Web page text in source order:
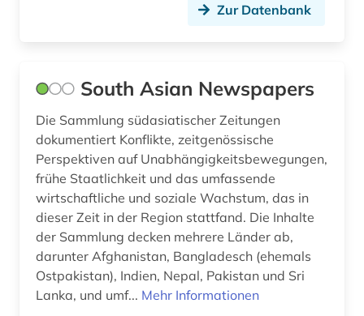
Zur Datenbank
South Asian Newspapers
Die Sammlung südasiatischer Zeitungen
dokumentiert Konflikte, zeitgenössische
Perspektiven auf Unabhängigkeitsbewegungen,
frühe Staatlichkeit und das umfassende
wirtschaftliche und soziale Wachstum, das in
dieser Zeit in der Region stattfand. Die Inhalte
der Sammlung decken mehrere Länder ab,
darunter Afghanistan, Bangladesch (ehemals
Ostpakistan), Indien, Nepal, Pakistan und Sri
Lanka, und umf... Mehr Informationen